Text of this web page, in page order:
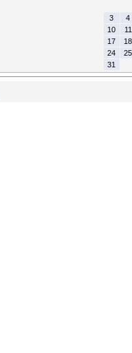
3
4
10
11
17
18
24
25
31